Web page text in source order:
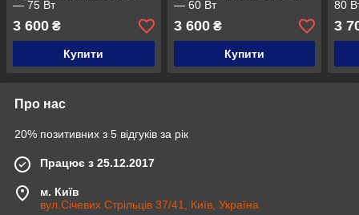
— 75 Вт
3 600 ₴
Купити
— 60 Вт
3 600₴
Купити
80
3
Про нас
20% позитивних з 5 відгуків за рік
Працює з 25.12.2017
м. Київ
вул.Січевих Стрільців 37/41, Київ, Україна